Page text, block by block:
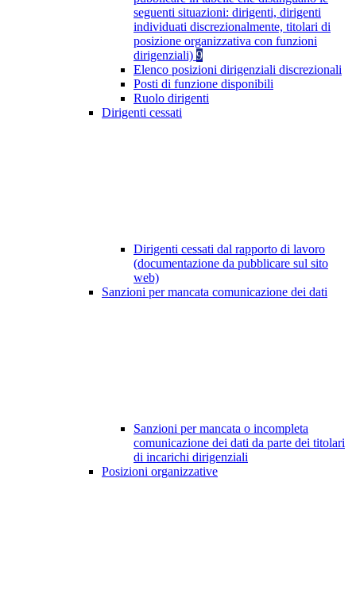
seguenti situazioni: dirigenti, dirigenti
individuati discrezionalmente, titolari di
posizione organizzativa con funzioni
dirigenziali) 9
Elenco posizioni dirigenziali discrezionali
Posti di funzione disponibili
Ruolo dirigenti
Dirigenti cessati
Dirigenti cessati dal rapporto di lavoro
(documentazione da pubblicare sul sito
web)
Sanzioni per mancata comunicazione dei dati
Sanzioni per mancata o incompleta
comunicazione dei dati da parte dei titolari
di incarichi dirigenziali
Posizioni organizzative